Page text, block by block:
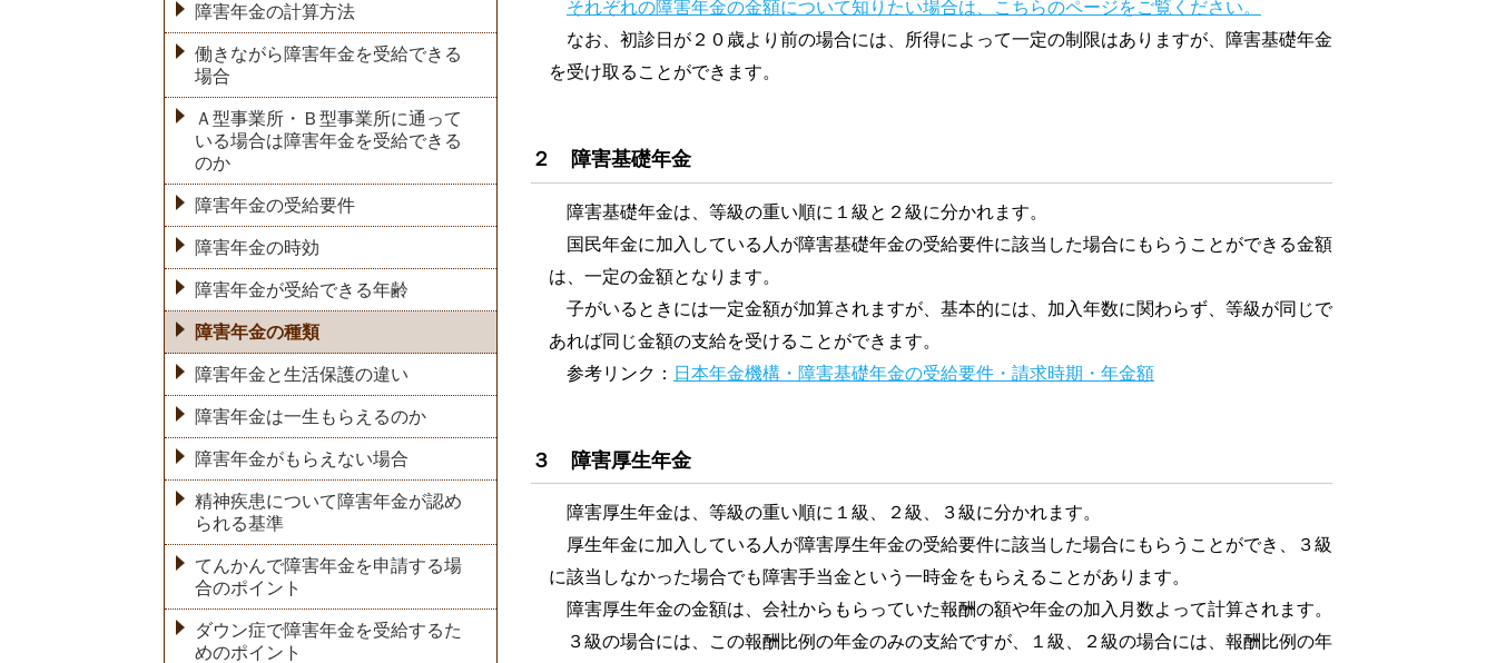
それぞれの障害年金の金額について知りたい場合は、こちらのページをご覧ください。
なお、初診日が２０歳より前の場合には、所得によって一定の制限はありますが、障害基礎年金
を受け取ることができます。
２ 障害基礎年金
障害基礎年金は、等級の重い順に１級と２級に分かれます。
国民年金に加入している人が障害基礎年金の受給要件に該当した場合にもらうことができる金額
は、一定の金額となります。
子がいるときには一定金額が加算されますが、基本的には、加入年数に関わらず、等級が同じで
あれば同じ金額の支給を受けることができます。
参考リンク： 日本年金機構・障害基礎年金の受給要件・請求時期・年金額
３ 障害厚生年金
障害厚生年金は、等級の重い順に１級、２級、３級に分かれます。
厚生年金に加入している人が障害厚生年金の受給要件に該当した場合にもらうことができ、３級
に該当しなかった場合でも障害手当金という一時金をもらえることがあります。
障害厚生年金の金額は、会社からもらっていた報酬の額や年金の加入月数よって計算されます。
３級の場合には、この報酬比例の年金のみの支給ですが、１級、２級の場合には、報酬比例の年
障害年金の計算方法
働きながら障害年金を受給できる
場合
Ａ型事業所・Ｂ型事業所に通って
いる場合は障害年金を受給できる
のか
障害年金の受給要件
障害年金の時効
障害年金が受給できる年齢
障害年金の種類
障害年金と生活保護の違い
障害年金は一生もらえるのか
障害年金がもらえない場合
精神疾患について障害年金が認め
られる基準
てんかんで障害年金を申請する場
合のポイント
ダウン症で障害年金を受給するた
めのポイント